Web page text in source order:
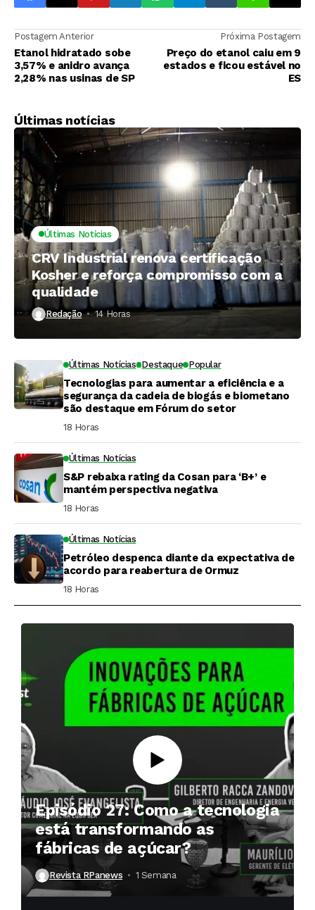
Postagem Anterior
Etanol hidratado sobe
3,57% e anidro avança
2,28% nas usinas de SP
Próxima Postagem
Preço do etanol caiu em 9
estados e ficou estável no
ES
Últimas notícias
Últimas Notícias
CRV Industrial renova certificação
Kosher e reforça compromisso com a
qualidade
Redação 14 Horas ⁮
Últimas Notícias Destaque Popular
Tecnologias para aumentar a eficiência e a
segurança da cadeia de biogás e biometano
são destaque em Fórum do setor
18 Horas ⁮
Últimas Notícias
S&P rebaixa rating da Cosan para ‘B+’ e
mantém perspectiva negativa
18 Horas ⁮
Últimas Notícias
Petróleo despenca diante da expectativa de
acordo para reabertura de Ormuz
18 Horas ⁮
Episódio 27: Como a tecnologia
está transformando as
fábricas de açúcar?
Revista RPanews 1 Semana ⁮